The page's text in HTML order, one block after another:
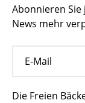
Abonnieren Sie
News mehr
Die Freien